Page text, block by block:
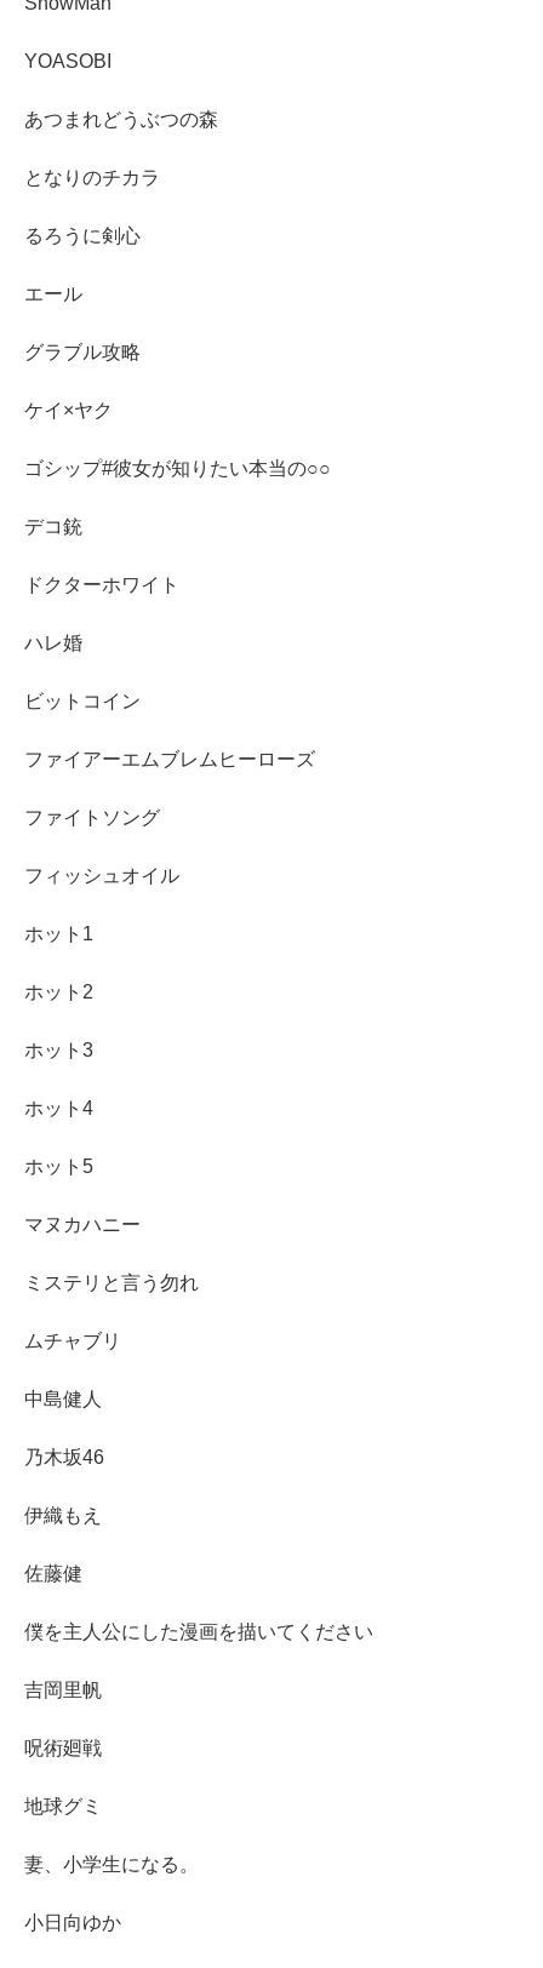
YOASOBI
あつまれどうぶつの森
となりのチカラ
るろうに剣心
エール
グラブル攻略
ケイ×ヤク
ゴシップ#彼女が知りたい本当の○○
デコ銃
ドクターホワイト
ハレ婚
ビットコイン
ファイアーエムブレムヒーローズ
ファイトソング
フィッシュオイル
ホット1
ホット2
ホット3
ホット4
ホット5
マヌカハニー
ミステリと言う勿れ
ムチャブリ
中島健人
乃木坂46
伊織もえ
佐藤健
僕を主人公にした漫画を描いてください
吉岡里帆
呪術廻戦
地球グミ
妻、小学生になる。
小日向ゆか